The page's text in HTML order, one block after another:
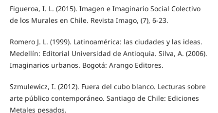
Figueroa, I. L. (2015). Imagen e Imaginario Social Colectivo
de los Murales en Chile. Revista Imago, (7), 6-23.
Romero J. L. (1999). Latinoamérica: las ciudades y las ideas.
Medellín: Editorial Universidad de Antioquia. Silva, A. (2006).
Imaginarios urbanos. Bogotá: Arango Editores.
Szmulewicz, I. (2012). Fuera del cubo blanco. Lecturas sobre
arte público contemporáneo. Santiago de Chile: Ediciones
Metales pesados.